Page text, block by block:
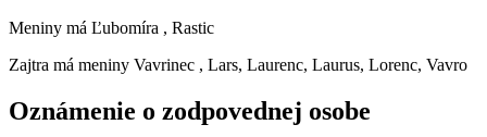
Meniny má Ľubomíra , Rastic
Zajtra má meniny Vavrinec , Lars, Laurenc, Laurus, Lorenc, Vavro
Oznámenie o zodpovednej osobe